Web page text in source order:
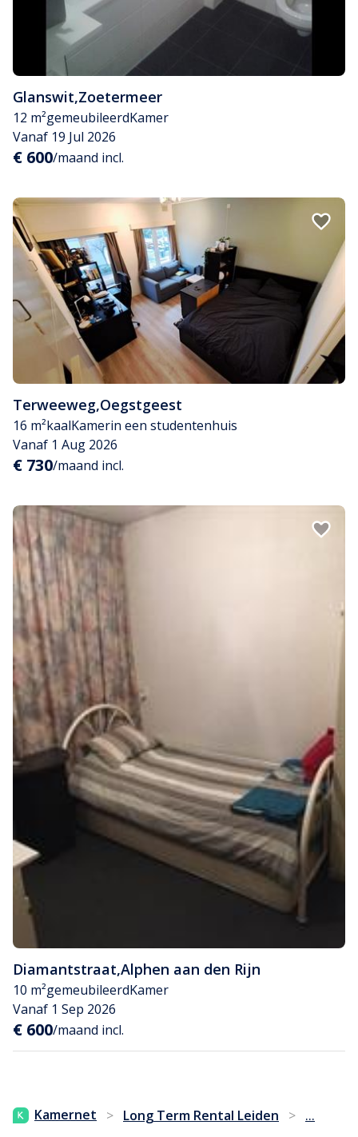
Glanswit,Zoetermeer
12 m²gemeubileerdKamer
Vanaf 19 Jul 2026
€ 600/maand incl.
Terweeweg,Oegstgeest
16 m²kaalKamerin een studentenhuis
Vanaf 1 Aug 2026
€ 730/maand incl.
Diamantstraat,Alphen aan den Rijn
10 m²gemeubileerdKamer
Vanaf 1 Sep 2026
€ 600/maand incl.
Kamernet > Long Term Rental Leiden > ...